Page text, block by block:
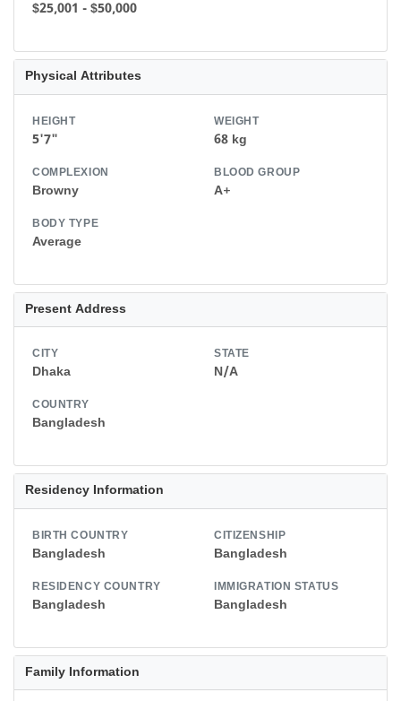
$25,001 - $50,000
Physical Attributes
HEIGHT
5'7"
WEIGHT
68 kg
COMPLEXION
Browny
BLOOD GROUP
A+
BODY TYPE
Average
Present Address
CITY
Dhaka
STATE
N/A
COUNTRY
Bangladesh
Residency Information
BIRTH COUNTRY
Bangladesh
CITIZENSHIP
Bangladesh
RESIDENCY COUNTRY
Bangladesh
IMMIGRATION STATUS
Bangladesh
Family Information